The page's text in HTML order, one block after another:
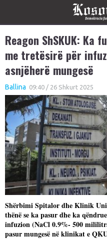
Reagon ShSKUK: Ka
me tretësirë për
asnjëherë mungesë
Ballina 09:40 / 26 Shkurt 2025
Shërbimi Spitalor dhe Klinik
thënë se ka pasur dhe ka
infuzion (NaCl 0.9%- 500
pasur mungesë në klinikat e